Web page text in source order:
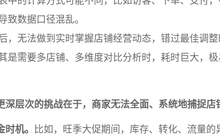
致数据口径混乱。
无法做到实时掌握店铺经营动态，错过最佳调整
是需要多店铺、多维度对比分析时，耗时巨大，
深层次的挑战在于，商家无法全面、系统地捕捉店
机。 比如，旺季大促期间，库存、转化、流量的